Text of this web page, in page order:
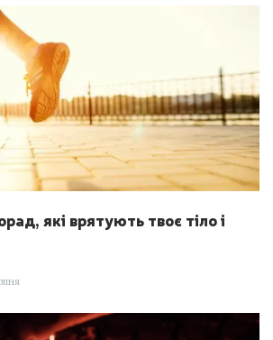
які врятують твоє тіло і